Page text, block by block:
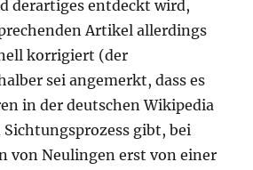
derartiges entdeckt wird,
Artikel allerdings
korrigiert (der
sei angemerkt, dass es
in der deutschen Wikipedia
gibt, bei
von Neulingen erst von einer